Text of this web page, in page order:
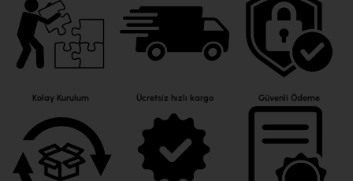
Kolay Kurulum Ücretsiz hızlı kargo Güvenli Ödeme